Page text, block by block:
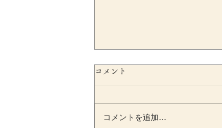
コメント
コメントを追加…